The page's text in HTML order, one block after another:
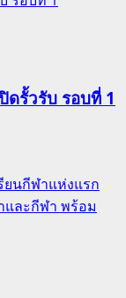
ดรั้วรับ รอบที่ 1
ยนกีฬาแห่งแรก
และกีฬา พร้อม